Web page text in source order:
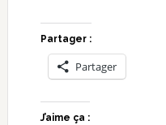
Partager :
Partager
J’aime ça :